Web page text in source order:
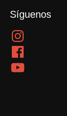
Síguenos
Instagram
Facebook
YouTube